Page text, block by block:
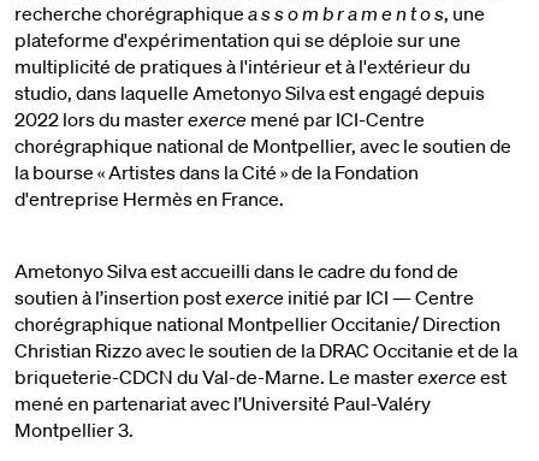
recherche chorégraphique a s s o m b r a m e n t o s, une
plateforme d'expérimentation qui se déploie sur une
multiplicité de pratiques à l'intérieur et à l'extérieur du
studio, dans laquelle Ametonyo Silva est engagé depuis
2022 lors du masterexerce mené par ICI-Centre
chorégraphique national de Montpellier, avec le soutien de
la bourse « Artistes dans la Cité » de la Fondation
d'entreprise Hermès en France.
Ametonyo Silva est accueilli dans le cadre du fond de
soutien à l’insertion postexerce initié par ICI — Centre
chorégraphique national Montpellier Occitanie/ Direction
Christian Rizzo avec le soutien de la DRAC Occitanie et de la
briqueterie-CDCN du Val-de-Marne. Le masterexerce est
mené en partenariat avec l’Université Paul-Valéry
Montpellier 3.